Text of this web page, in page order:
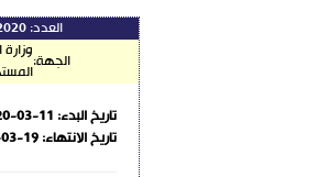
العدد:
الجهة:
تاريخ البدء: 03-11
تاريخ الانتهاء:19